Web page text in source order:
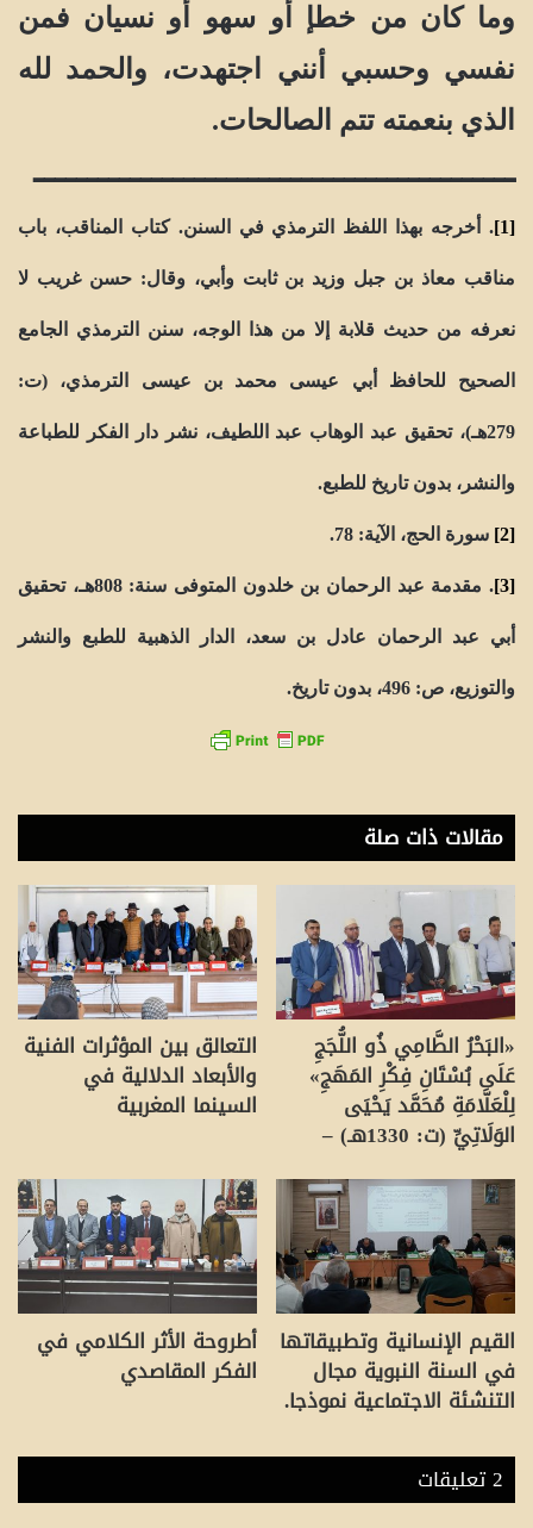
وما كان من خطإ أو سهو أو نسيان فمن
نفسي وحسبي أنني اجتهدت، والحمد لله
الذي بنعمته تتم الصالحات.
ـــــــــــــــــــــــــــــــــــــــــــــ
[1] . أخرجه بهذا اللفظ الترمذي في السنن. كتاب المناقب، باب
مناقب معاذ بن جبل وزيد بن ثابت وأبي، وقال: حسن غريب لا
نعرفه من حديث قلابة إلا من هذا الوجه، سنن الترمذي الجامع
الصحيح للحافظ أبي عيسى محمد بن عيسى الترمذي، (ت:
279هـ)، تحقيق عبد الوهاب عبد اللطيف، نشر دار الفكر للطباعة
والنشر، بدون تاريخ للطبع.
[2] سورة الحج، الآية: 78.
[3] . مقدمة عبد الرحمان بن خلدون المتوفى سنة: 808هـ، تحقيق
أبي عبد الرحمان عادل بن سعد، الدار الذهبية للطبع والنشر
والتوزيع، ص: 496، بدون تاريخ.
مقالات ذات صلة
«البَحْرُ الطَّامِي ذُو اللُّجَجِ
عَلَى بُسْتَانِ فِكْرِ المَهَجِ»
لِلْعَلَّامَةِ مُحَمَّد يَحْيَى
الوَلَاتِيِّ (ت: 1330هـ) –
التعالق بين المؤثرات الفنية
والأبعاد الدلالية في
السينما المغربية
القيم الإنسانية وتطبيقاتها
في السنة النبوية مجال
التنشئة الاجتماعية نموذجا.
أطروحة الأثر الكلامي في
الفكر المقاصدي
‫2 تعليقات